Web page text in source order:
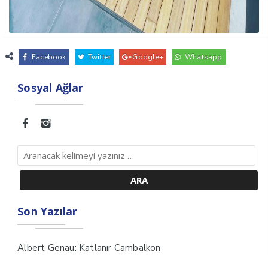
Facebook Twitter Google+ Whatsapp
Sosyal Ağlar
Son Yazılar
Albert Genau: Katlanır Cambalkon